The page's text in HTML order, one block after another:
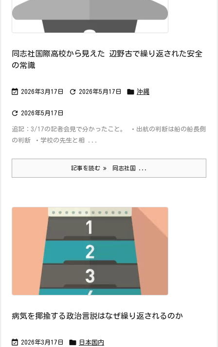
同志社国際高校から見えた 辺野古で繰り返された安全
の常識
 2026年3月17日  2026年5月17日  沖縄
 2026年5月17日
追記：3/17の記者会見で分かったこと。 ・出航の判断は船の船長側
の判断 ・学校の先生と相 ...
記事を読む 同志社国 ...
病気を揶揄する政治言説はなぜ繰り返されるのか
 2026年3月17日  日本国内